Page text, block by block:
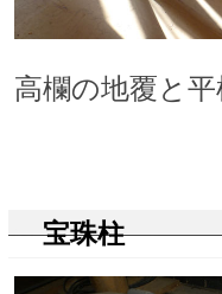
高欄の地覆と
宝珠柱